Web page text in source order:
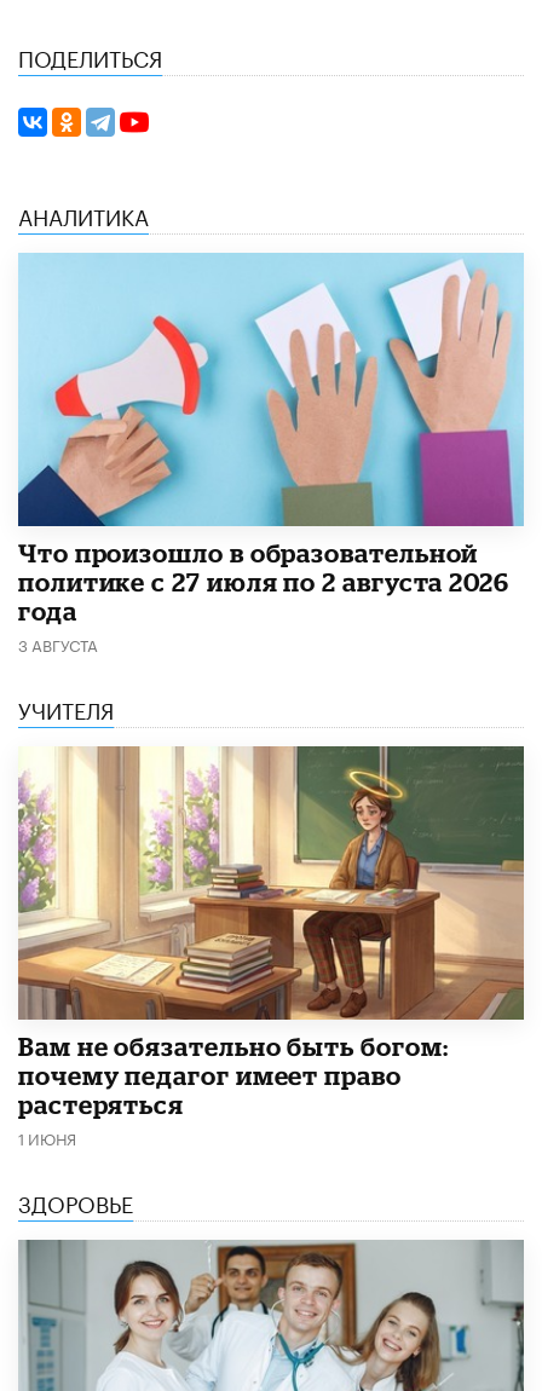
ПОДЕЛИТЬСЯ
АНАЛИТИКА
​Что произошло в образовательной
политике с 27 июля по 2 августа 2026
года
3 АВГУСТА
УЧИТЕЛЯ
​Вам не обязательно быть богом:
почему педагог имеет право
растеряться
1 ИЮНЯ
ЗДОРОВЬЕ